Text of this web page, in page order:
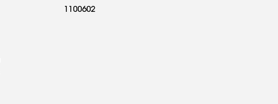
1100602